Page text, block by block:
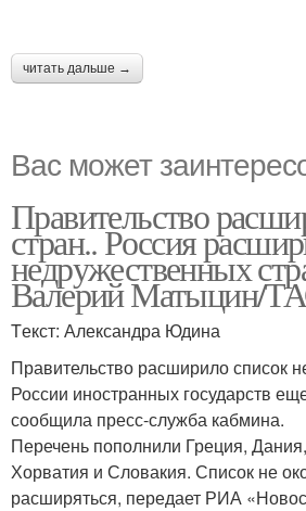
читать дальше →
Вас может
Правительство
стран.. Россия
недружественных
Валерий Матыцин/
Tекст: Александра Юдина
Правительство расширило список
России иностранных государств
сообщила пресс-служба кабмина.
Перечень пополнили Греция,
Хорватия и Словакия. Список не
расширяться, передает РИА